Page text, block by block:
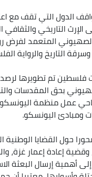
الدول التي تقف مع
الإرث التاريخي
المتعمد لفرض رواية
التاريخ والرواية
فلسطين تم تطويرها لرصد
بحق المقدسات
عمل منظمة اليونسكو،
ومبادئ اليونسكو.
حول القضايا الوطنية
إعادة إعمار غزة،
أهمية إرسال البعثة